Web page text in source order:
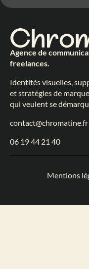
Agence de
freelances.
Identités visuelles,
et stratégies de
qui veulent se
contact@chromatine.fr
06 19 44 21 40
Mentions